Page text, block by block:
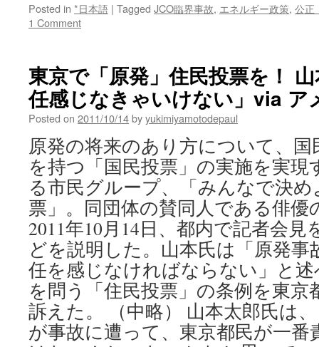
Posted in *日本語 | Tagged JCO臨界事故, エネルギー政策, 公正
1 Comment
東京で「原発」住民投票を！
任感じなきゃいけない」via ア
Posted on 2011/10/14byyukimiyamotodepaul
原発の将来のあり方について、
を持つ「国民投票」の実施を実
る市民グループ、「みんなで決
票」。同団体の賛同人である俳優
2011年10月14日、都内で記者会
どを説明した。山本氏は「原発事
任を感じなければならない」と
を問う「住民投票」の条例を東
訴えた。 （中略） 山本太郎氏は
が事故に遭って、東京都民が一